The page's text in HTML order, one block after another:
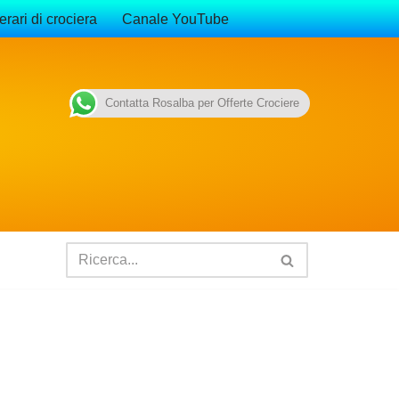
di crociera Canale YouTube
Contatta Rosalba per Offerte Crociere